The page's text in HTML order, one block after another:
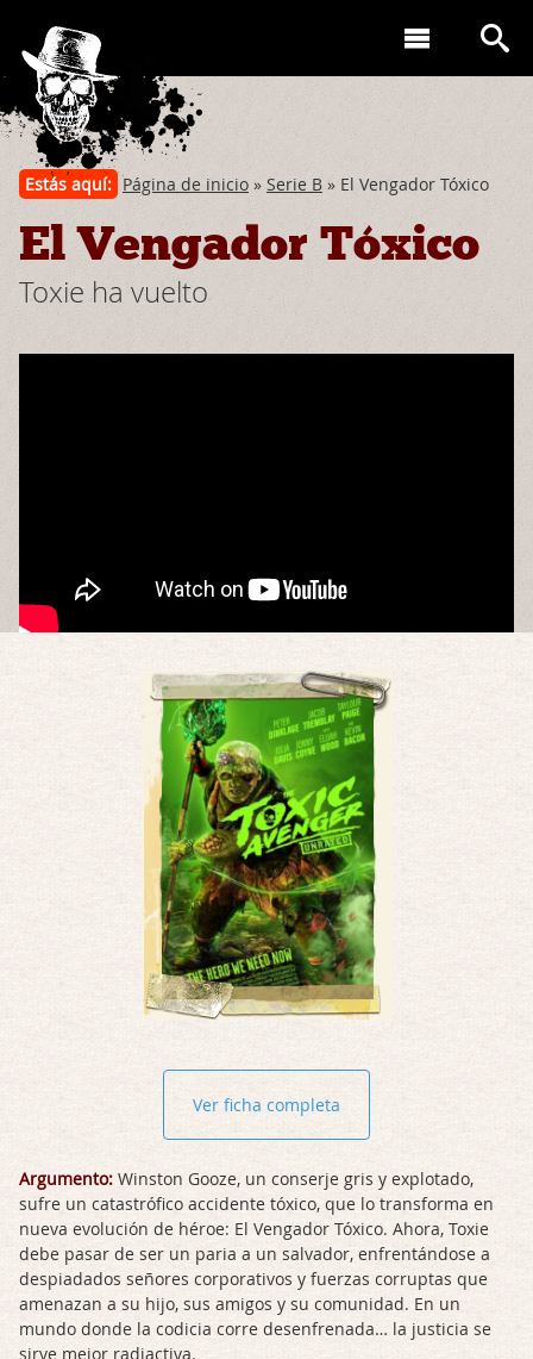
Estás aquí: Página de inicio » Serie B » El Vengador Tóxico
El Vengador Tóxico
Toxie ha vuelto
Ver ficha completa
Argumento: Winston Gooze, un conserje gris y explotado,
sufre un catastrófico accidente tóxico, que lo transforma en
nueva evolución de héroe: El Vengador Tóxico. Ahora, Toxie
debe pasar de ser un paria a un salvador, enfrentándose a
despiadados señores corporativos y fuerzas corruptas que
amenazan a su hijo, sus amigos y su comunidad. En un
mundo donde la codicia corre desenfrenada… la justicia se
sirve mejor radiactiva.